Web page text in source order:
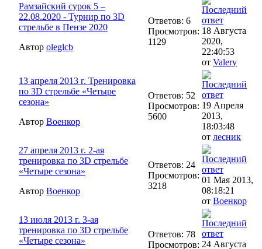
Рамзайский сурок 5 –
22.08.2020 - Турнир по 3D
стрельбе в Пензе 2020
Автор oleglcb
Ответов: 6
Просмотров:
1129
18 Августа
2020,
22:40:53
от Valery
13 апреля 2013 г. Тренировка
по 3D стрельбе «Четыре
сезона»
Автор Военкор
Ответов: 52
Просмотров:
5600
19 Апреля
2013,
18:03:48
от лесник
27 апреля 2013 г. 2-ая
тренировка по 3D стрельбе
«Четыре сезона»
Автор Военкор
Ответов: 24
Просмотров:
3218
01 Мая 2013,
08:18:21
от Военкор
13 июля 2013 г. 3-ая
тренировка по 3D стрельбе
«Четыре сезона»
Ответов: 78
Просмотров: 24 Августа